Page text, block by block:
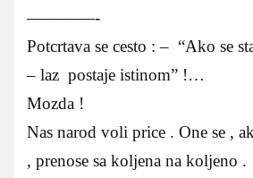
————-
Potcrtava se cesto : – “Ako se
– laz postaje istinom” !…
Mozda !
Nas narod voli price . One se ,
, prenose sa koljena na koljeno .